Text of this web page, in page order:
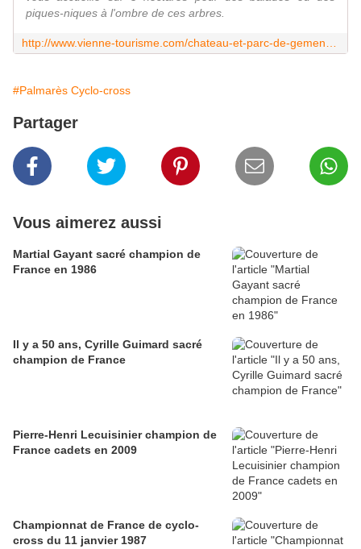
piques-niques à l'ombre de ces arbres.
#Palmarès Cyclo-cross
Partager
Vous aimerez aussi
Martial Gayant sacré champion de
France en 1986
Il y a 50 ans, Cyrille Guimard sacré
champion de France
Pierre-Henri Lecuisinier champion de
France cadets en 2009
Championnat de France de cyclo-
cross du 11 janvier 1987